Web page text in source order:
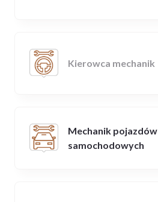
Kierowca mechanik
Mechanik pojazdów
samochodowych